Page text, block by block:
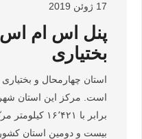
17 ژوئن 2019
پنل اس ام
بختیاری
استان چهارمحال و
است. مرکز این استان
برابر با
بیست و دومین استان